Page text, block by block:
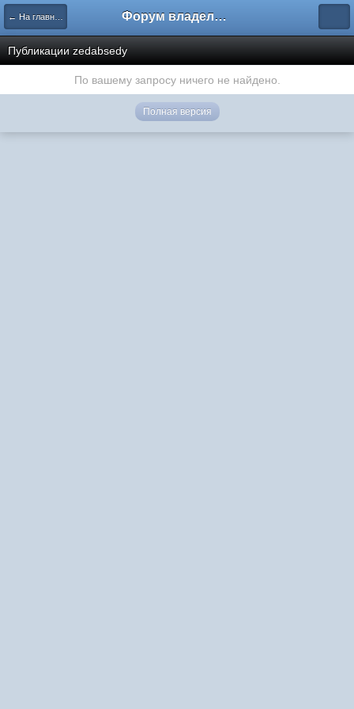
← На главную Форум владельцев интернет-магазинов
Публикации zedabsedy
По вашему запросу ничего не найдено.
Полная версия